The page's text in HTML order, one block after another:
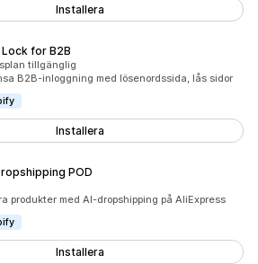
Installera
for B2B
tillgänglig
B2B-inloggning med lösenordssida, lås sidor
Installera
POD
produkter med AI-dropshipping på AliExpress
Installera